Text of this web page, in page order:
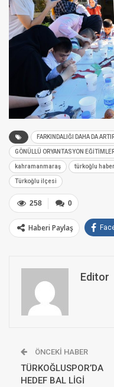
FARKINDALIĞI DAHA DA
GÖNÜLLÜ ORYANTASYON
kahramanmaraş türkoğlu haber
Türkoğlu ilçesi
0
258
Haberi Paylaş
Editor
ÖNCEKI HABER
TÜRKOĞLUSPOR’DA
HEDEF BAL LİGİ